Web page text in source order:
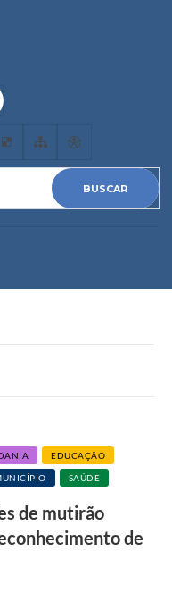
EDUCAÇÃO
SAÚDE
de mutirão
de